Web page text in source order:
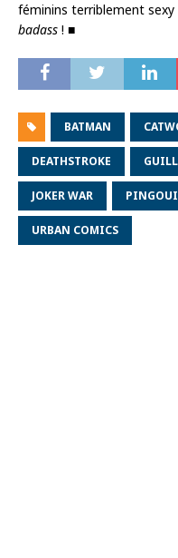
féminins terriblement
badass ! ■
BATMAN
DEATHSTROKE
JOKER WAR
URBAN COMICS